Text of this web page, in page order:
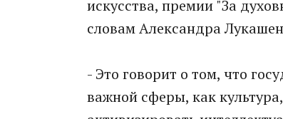
искусства, премии "За
словам Александра
- Это говорит о том, что
важной сферы, как